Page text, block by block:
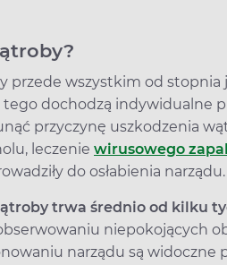
przede wszystkim od stopnia
tego dochodzą indywidualne
przyczynę uszkodzenia
leczenie wirusowego
do osłabienia narządu.
trwa średnio od kilku
niepokojących
narządu są widoczne